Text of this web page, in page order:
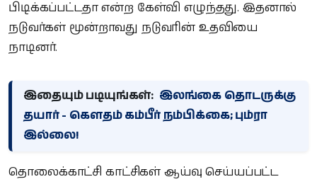
பிடிக்கப்பட்டதா என்ற கேள்வி எழுந்தது. இதனால்
நடுவர்கள் மூன்றாவது நடுவரின் உதவியை
நாடினர்.
இதையும் படியுங்கள்: இலங்கை தொடருக்கு
தயார் - கௌதம் கம்பீர் நம்பிக்கை; பும்ரா
இல்லை!
தொலைக்காட்சி காட்சிகள் ஆய்வு செய்யப்பட்ட